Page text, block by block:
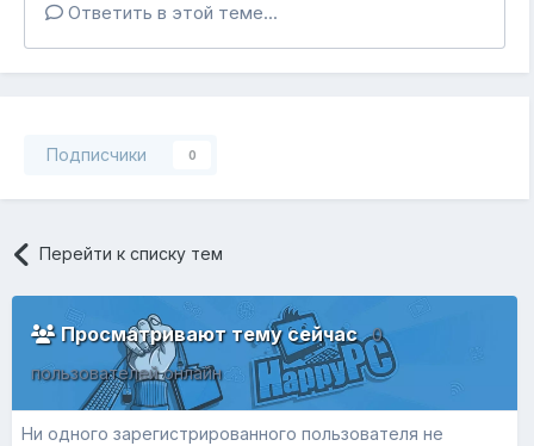
Ответить в этой теме...
Подписчики 0
Перейти к списку тем
Просматривают тему сейчас0
пользователей онлайн
Ни одного зарегистрированного пользователя не